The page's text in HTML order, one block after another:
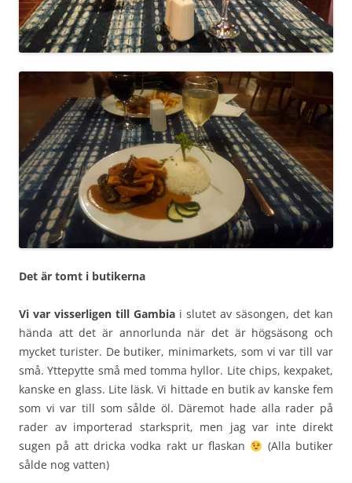
Det är tomt i butikerna
Vi var visserligen till Gambia i slutet av säsongen, det kan
hända att det är annorlunda när det är högsäsong och
mycket turister. De butiker, minimarkets, som vi var till var
små. Yttepytte små med tomma hyllor. Lite chips, kexpaket,
kanske en glass. Lite läsk. Vi hittade en butik av kanske fem
som vi var till som sålde öl. Däremot hade alla rader på
rader av importerad starksprit, men jag var inte direkt
sugen på att dricka vodka rakt ur flaskan
(Alla butiker
sålde nog vatten)